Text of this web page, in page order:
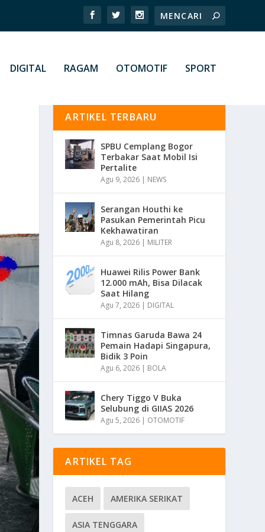
DIGITAL RAGAM OTOMOTIF SPORT
ARTIKEL TERBARU
SPBU Cemplang Bogor
Terbakar Saat Mobil Isi
Pertalite
Agu 9, 2026 | NEWS
Serangan Houthi ke
Pasukan Pemerintah Picu
Kekhawatiran
Agu 8, 2026 | MILITER
Huawei Rilis Power Bank
12.000 mAh, Bisa Dilacak
Saat Hilang
Agu 7, 2026 | DIGITAL
Timnas Garuda Bawa 24
Pemain Hadapi Singapura,
Bidik 3 Poin
Agu 6, 2026 | BOLA
Chery Tiggo V Buka
Selubung di GIIAS 2026
Agu 5, 2026 | OTOMOTIF
ARTIKEL TAG
ACEH AMERIKA SERIKAT
ASIA TENGGARA